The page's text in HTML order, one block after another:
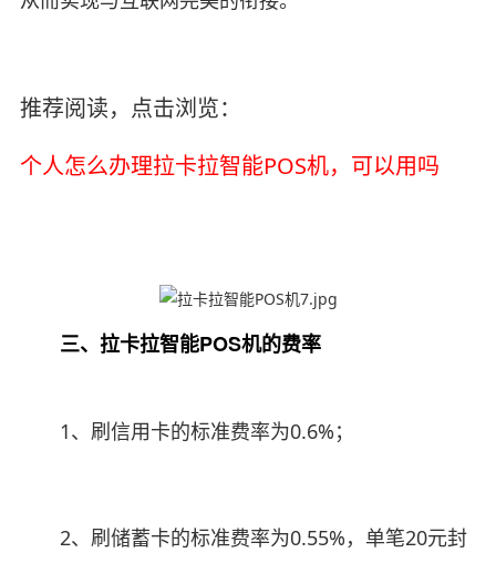
推荐阅读，点击浏览：
个人怎么办理拉卡拉智能POS机，可以用吗
三、拉卡拉智能POS机的费率
1、刷信用卡的标准费率为0.6%；
2、刷储蓄卡的标准费率为0.55%，单笔20元封